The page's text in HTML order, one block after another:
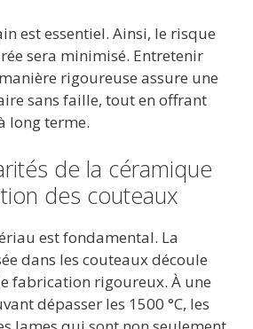
est essentiel. Ainsi, le risque
sera minimisé. Entretenir
rigoureuse assure une
sans faille, tout en offrant
long terme.
de la céramique
des couteaux
est fondamental. La
dans les couteaux découle
fabrication rigoureux. À une
dépasser les 1500 °C, les